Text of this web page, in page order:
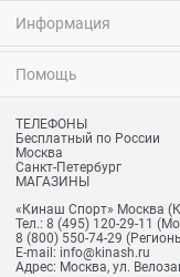
Информация
Помощь
ТЕЛЕФОНЫ
Бесплатный по России
Москва
Санкт-Петербург
МАГАЗИНЫ
«Кинаш Спорт» Москва
Тел.: 8 (495) 120-29-11
8 (800) 550-74-29
E-mail: info@kinash.ru
Адрес: Москва, ул.